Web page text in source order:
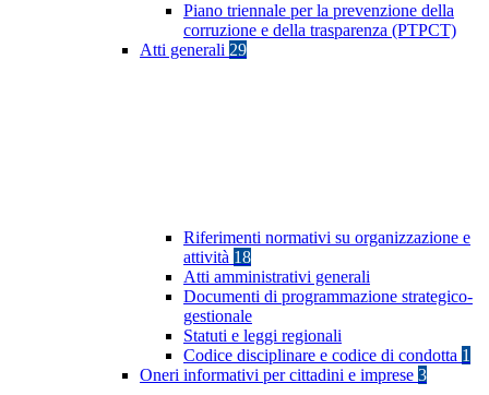
Piano triennale per la prevenzione della
corruzione e della trasparenza (PTPCT)
Atti generali 29
Riferimenti normativi su organizzazione e
attività 18
Atti amministrativi generali
Documenti di programmazione strategico-
gestionale
Statuti e leggi regionali
Codice disciplinare e codice di condotta 1
Oneri informativi per cittadini e imprese 3